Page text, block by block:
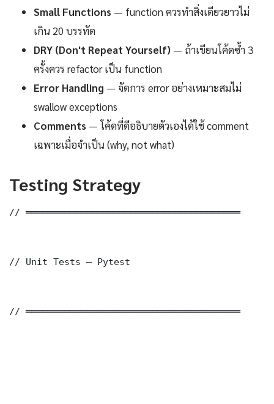
Small Functions — function ควรทำสิ่งเดียวยาวไม่
เกิน 20 บรรทัด
DRY (Don't Repeat Yourself) — ถ้าเขียนโค้ดซ้ำ 3
ครั้งควร refactor เป็น function
Error Handling — จัดการ error อย่างเหมาะสมไม่
swallow exceptions
Comments — โค้ดที่ดีอธิบายตัวเองได้ใช้ comment
เฉพาะเมื่อจำเป็น (why, not what)
Testing Strategy
// ═══════════════════════════════════════
// Unit Tests — Pytest
// ═══════════════════════════════════════